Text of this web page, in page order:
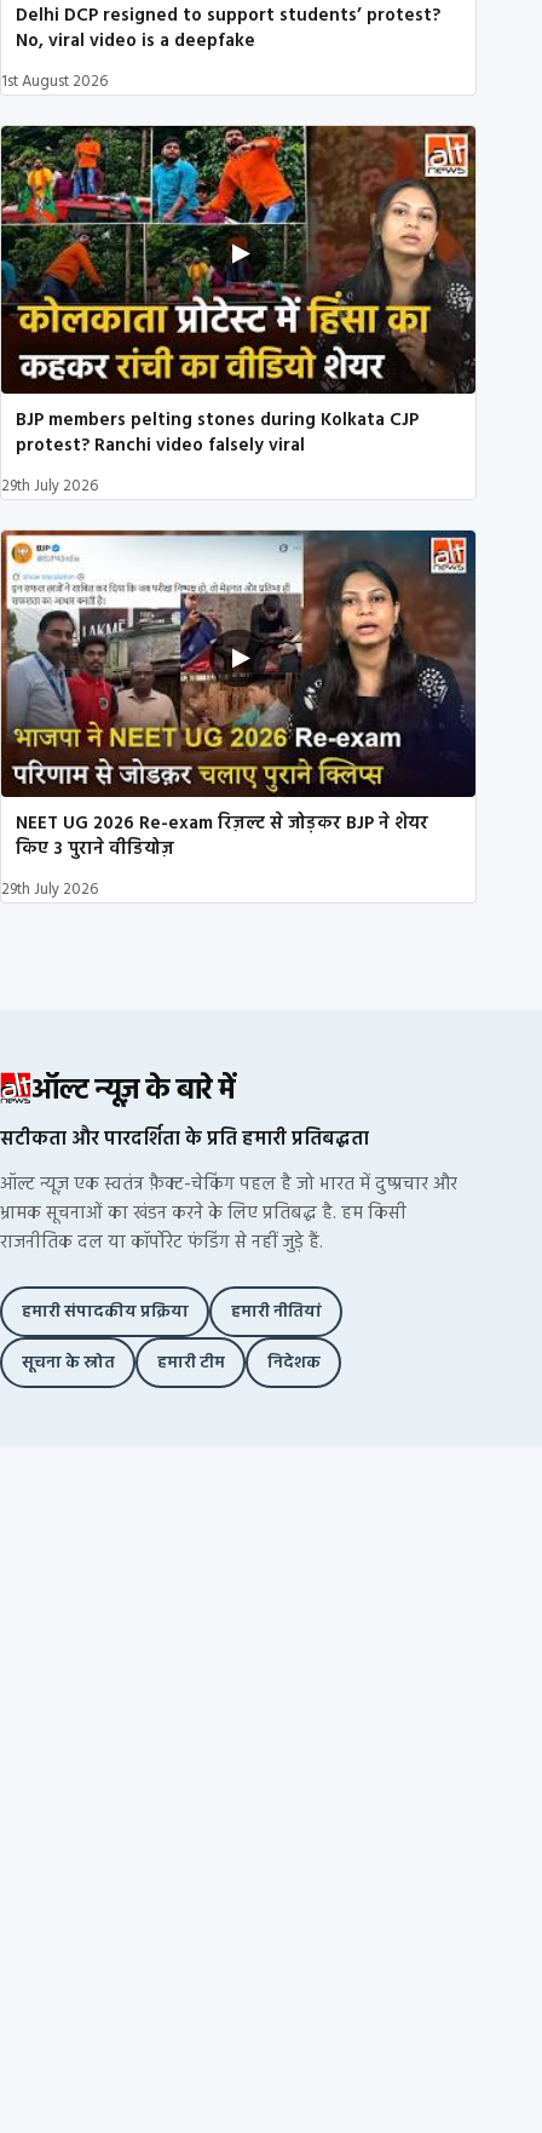
Delhi DCP resigned to support students’ protest?
No, viral video is a deepfake
1st August 2026
BJP members pelting stones during Kolkata CJP
protest? Ranchi video falsely viral
29th July 2026
NEET UG 2026 Re-exam रिज़ल्ट से जोड़कर BJP ने शेयर
किए 3 पुराने वीडियोज़
29th July 2026
ऑल्ट न्यूज़ के बारे में
सटीकता और पारदर्शिता के प्रति हमारी प्रतिबद्धता
ऑल्ट न्यूज़ एक स्वतंत्र फ़ैक्ट-चेकिंग पहल है जो भारत में दुष्प्रचार और
भ्रामक सूचनाओं का खंडन करने के लिए प्रतिबद्ध है. हम किसी
राजनीतिक दल या कॉर्पोरेट फंडिंग से नहीं जुड़े हैं.
हमारी संपादकीय प्रक्रिया
हमारी नीतियां
सूचना के स्रोत
हमारी टीम निदेशक